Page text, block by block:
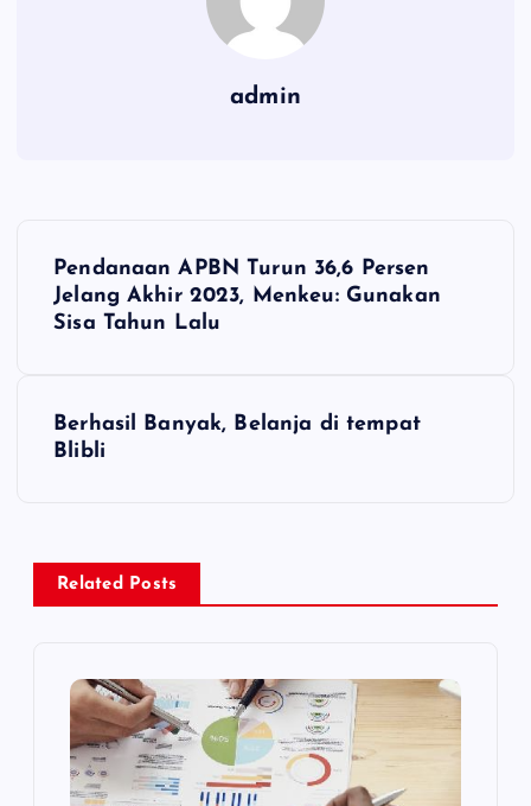
admin
N
s
Pendanaan APBN Turun 36,6 Persen
Jelang Akhir 2023, Menkeu: Gunakan
Sisa Tahun Lalu
Berhasil Banyak, Belanja di tempat
Blibli
Related Posts